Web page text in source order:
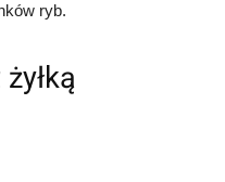
ryb.